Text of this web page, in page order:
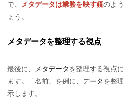
で、
メタデータは業務を映す鏡のよ
ょう。
メタデータを整理する視点
最後に、 メタデータを整理する視点
ます。「名前」を例に、 データを整
示します。